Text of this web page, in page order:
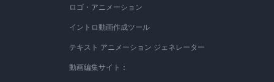
ロゴ・アニメーション
イントロ動画作成ツール
テキスト アニメーション ジェネレーター
動画編集サイト：